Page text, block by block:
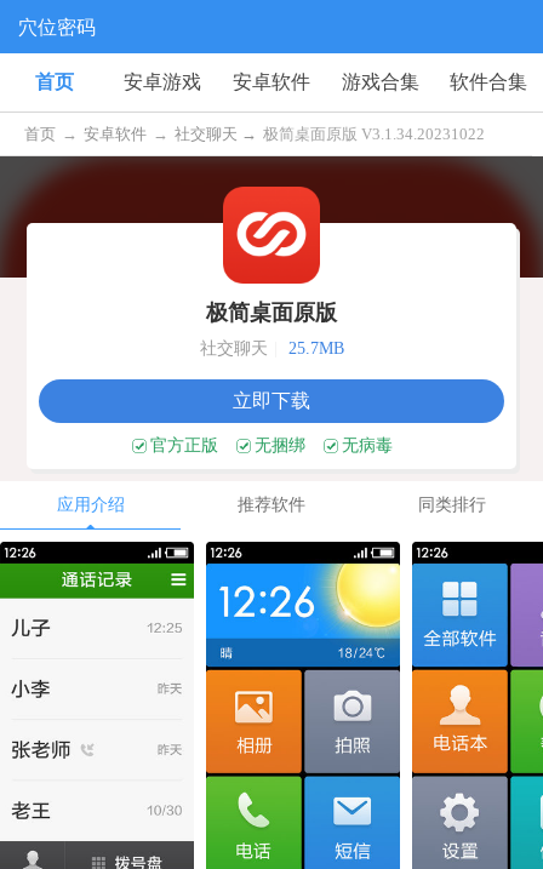
穴位密码
首页 安卓游戏 安卓软件 游戏合集 软件合集
首页 → 安卓软件 → 社交聊天 → 极简桌面原版 V3.1.34.20231022
极简桌面原版
社交聊天 25.7MB
立即下载
官方正版 无捆绑 无病毒
应用介绍 推荐软件 同类排行